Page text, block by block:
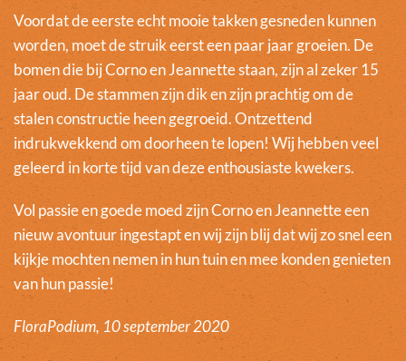
Voordat de eerste echt mooie takken gesneden kunnen
worden, moet de struik eerst een paar jaar groeien. De
bomen die bij Corno en Jeannette staan, zijn al zeker 15
jaar oud. De stammen zijn dik en zijn prachtig om de
stalen constructie heen gegroeid. Ontzettend
indrukwekkend om doorheen te lopen! Wij hebben veel
geleerd in korte tijd van deze enthousiaste kwekers.
Vol passie en goede moed zijn Corno en Jeannette een
nieuw avontuur ingestapt en wij zijn blij dat wij zo snel een
kijkje mochten nemen in hun tuin en mee konden genieten
van hun passie!
FloraPodium, 10 september 2020